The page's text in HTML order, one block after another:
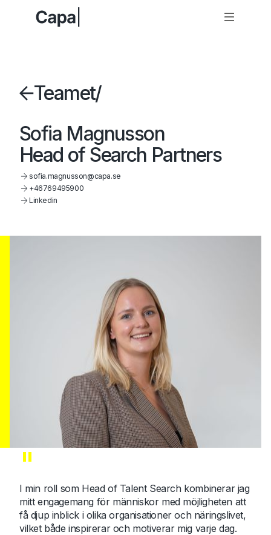
Teamet/
Sofia Magnusson
Head of Search Partners
sofia.magnusson@capa.se
+46769495900
Linkedin
"
I min roll som Head of Talent Search kombinerar jag
mitt engagemang för människor med möjligheten att
få djup inblick i olika organisationer och näringslivet,
vilket både inspirerar och motiverar mig varje dag.